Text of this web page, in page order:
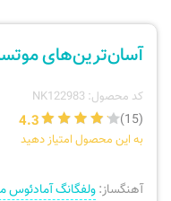
آسان‌ترین‌های
کد محصول: NK122983
(15)
4.3
به این محصول امتیاز دهید
آهنگساز:ولفگانگ آمادئوس